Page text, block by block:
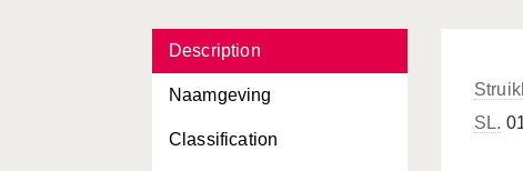
Description
Naamgeving
Classification
SL.